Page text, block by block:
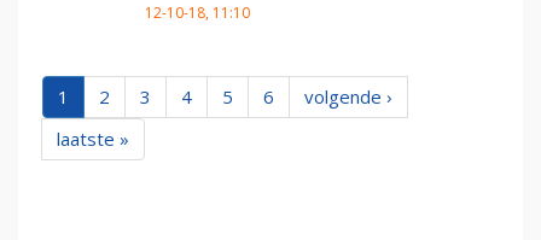
12-10-18, 11:10
1 2 3 4 5 6
volgende ›
laatste »